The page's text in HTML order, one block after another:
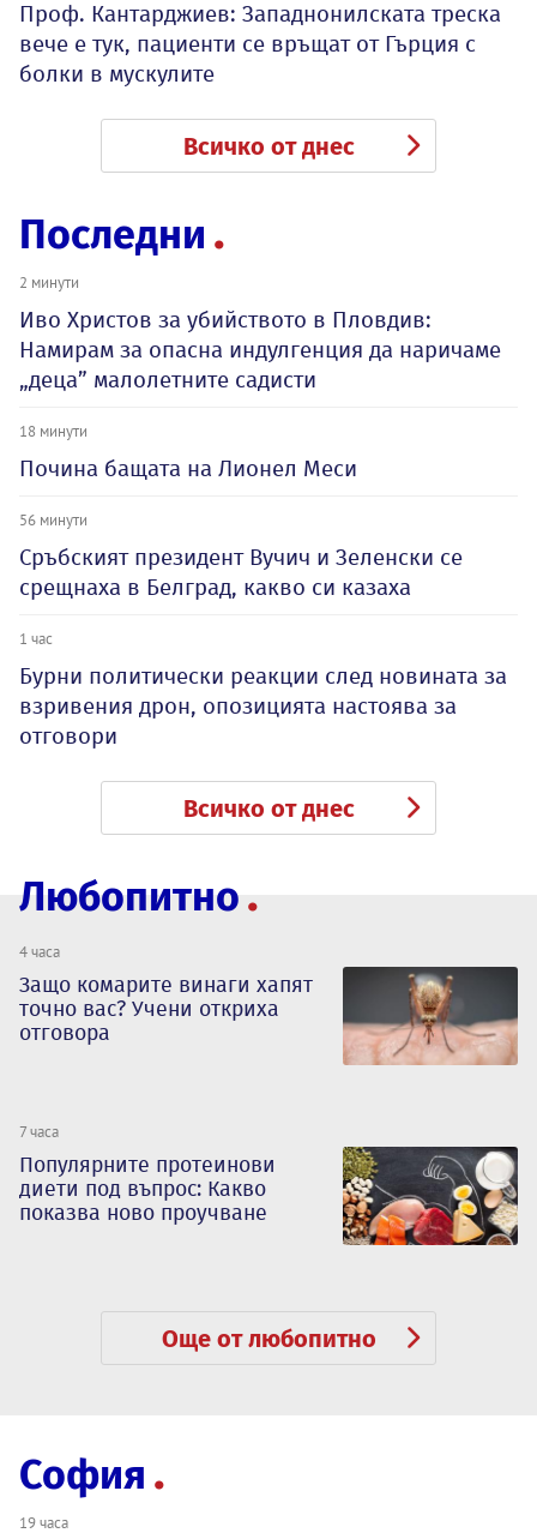
Проф. Кантарджиев: Западнонилската треска
вече е тук, пациенти се връщат от Гърция с
болки в мускулите
Всичко от днес
Последни
2 минути
Иво Христов за убийството в Пловдив:
Намирам за опасна индулгенция да наричаме
„деца” малолетните садисти
18 минути
Почина бащата на Лионел Меси
56 минути
Сръбският президент Вучич и Зеленски се
срещнаха в Белград, какво си казаха
1 час
Бурни политически реакции след новината за
взривения дрон, опозицията настоява за
отговори
Всичко от днес
Любопитно
4 часа
Защо комарите винаги хапят
точно вас? Учени откриха
отговора
7 часа
Популярните протеинови
диети под въпрос: Какво
показва ново проучване
Още от любопитно
София
19 часа